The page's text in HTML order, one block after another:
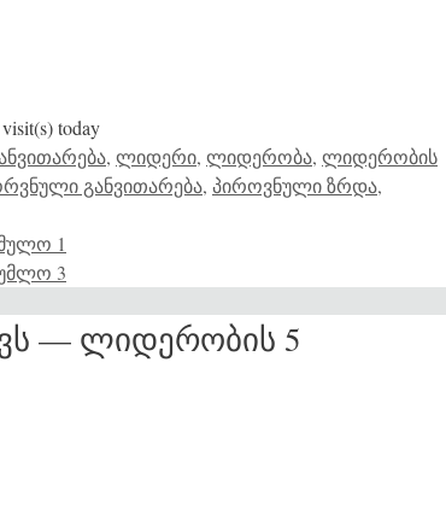
today
, ლიდერი, ლიდერობა, ლიდერობის
განვითარება, პიროვნული ზრდა,
1
3
— ლიდერობის 5